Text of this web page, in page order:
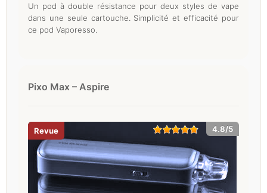
Un pod à double résistance pour deux styles de vape
dans une seule cartouche. Simplicité et efficacité pour
ce pod Vaporesso.
Pixo Max – Aspire
4.8/5